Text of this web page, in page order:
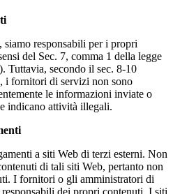
responsabili per i propri
del Sec. 7, comma 1 della legge
Tuttavia, secondo il sec. 8-10
i fornitori di servizi non sono
le informazioni inviate o
indicano attività illegali.
a siti Web di terzi esterni. Non
di tali siti Web, pertanto non
I fornitori o gli amministratori di
dei propri contenuti. I siti